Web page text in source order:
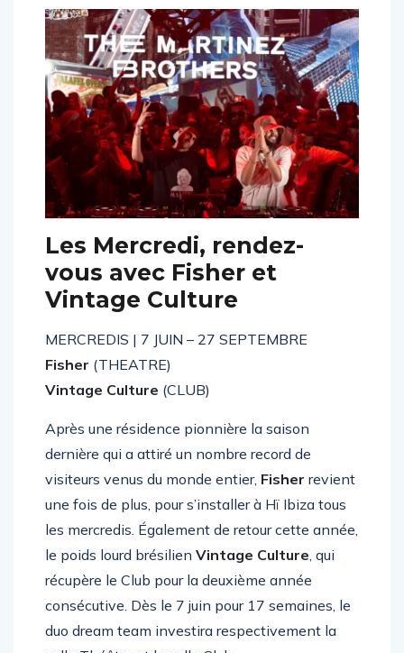
Les Mercredi, rendez-
vous avec Fisher et
Vintage Culture
MERCREDIS | 7 JUIN – 27 SEPTEMBRE
Fisher (THEATRE)
Vintage Culture (CLUB)
Après une résidence pionnière la saison
dernière qui a attiré un nombre record de
visiteurs venus du monde entier, Fisher revient
une fois de plus, pour s’installer à Hï Ibiza tous
les mercredis. Également de retour cette année,
le poids lourd brésilien Vintage Culture , qui
récupère le Club pour la deuxième année
consécutive. Dès le 7 juin pour 17 semaines, le
duo dream team investira respectivement la